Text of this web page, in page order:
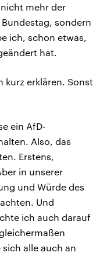
mehr der
sondern
ich, schon etwas,
hat.
kurz erklären. Sonst
ein AfD-
Also, das
Erstens,
in unserer
und Würde des
Und
ich auch darauf
alle auch an